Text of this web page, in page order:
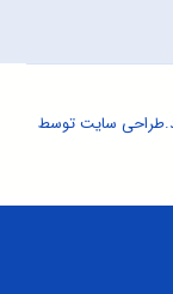
طراحی سایتتوسط